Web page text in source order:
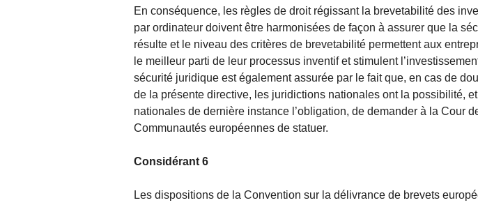
En conséquence, les règles de droit régissant la brevetabilité des
par ordinateur doivent être harmonisées de façon à assurer que la
résulte et le niveau des critères de brevetabilité permettent aux
le meilleur parti de leur processus inventif et stimulent
sécurité juridique est également assurée par le fait que, en cas de
de la présente directive, les juridictions nationales ont la possibilité,
nationales de dernière instance l’obligation, de demander à la Cour
Communautés européennes de statuer.
Considérant 6
Les dispositions de la Convention sur la délivrance de brevets